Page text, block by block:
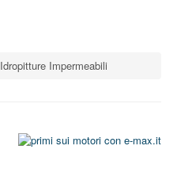
Idropitture Impermeabili